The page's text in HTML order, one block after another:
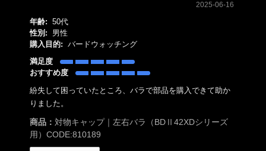
2025-06-16
年齢: 50代
性別:
男性
購入目的: バードウォッチング
満足度
おすすめ度
紛失して困っていたところ、バラで部品を購入できて助か
りました。
商品： 対物キャップ｜左右バラ（BDⅡ42XDシリーズ
用）CODE:810189